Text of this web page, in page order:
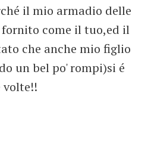
il mio armadio delle
fornito come il tuo,ed il
che anche mio figlio
un bel po' rompi)si é
volte!!